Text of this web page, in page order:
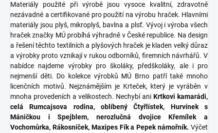
Materiály použité při výrobě jsou vysoce kvalitní, zdravotně
nezávadné a certifikované pro použití na výrobu hraček. Hlavními
materiály jsou plyš, mikroplyš, bavlna a plsť. Vývoj i výroba všech
hraček značky MÚ probíhá výhradně v České republice. Na design
a řešení těchto textilních a plyšových hraček je kladen velký důraz
a výrobky proto vznikají v rukou odborníků, firemních návrhářů. V
nabídce najdeme výrobky pro školáky, předškoláky, ale i pro
nejmenší děti. Do kolekce výrobků MÚ Brno patří také mnoho
licenčních motivů. Nejznámějším je Krteček, který je vyráběn v
mnoha provedeních a velikostech. Nechybí ani Krtkovi kamarádi,
celá Rumcajsova rodina, oblíbený Čtyřlístek, Hurvínek s
Máničkou i Spejblem, nerozlučná dvojice Křemílek a
Vochomůrka, Rákosníček, Maxipes Fík a Pepek námořník. Výčet